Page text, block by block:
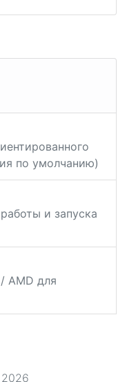
по умолчанию)
и запуска
AMD для